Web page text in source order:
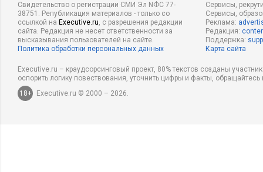
Свидетельство о регистрации СМИ Эл NФС 77-
38751. Републикация материалов - только со
ссылкой на Executive.ru, с разрешения редакции
сайта. Редакция не несет ответственности за
высказывания пользователей на сайте.
Политика обработки персональных данных
Сервисы,
Сервисы,
Реклама:
Редакция:
Поддержка:
Карта сайта
Executive.ru – краудсорсинговый проект, 80% текстов созданы
оспорить логику повествования, уточнить цифры и факты,
18+
Executive.ru © 2000 – 2026.